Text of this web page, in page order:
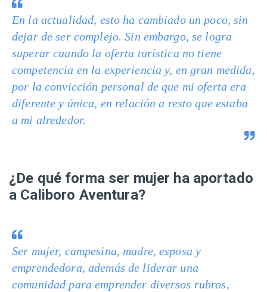
En la actualidad, esto ha cambiado un poco, sin
dejar de ser complejo. Sin embargo, se logra
superar cuando la oferta turística no tiene
competencia en la experiencia y, en gran medida,
por la convicción personal de que mi oferta era
diferente y única, en relación a resto que estaba
a mi alrededor.
¿De qué forma ser mujer ha aportado
a Caliboro Aventura?
Ser mujer, campesina, madre, esposa y
emprendedora, además de liderar una
comunidad para emprender diversos rubros,